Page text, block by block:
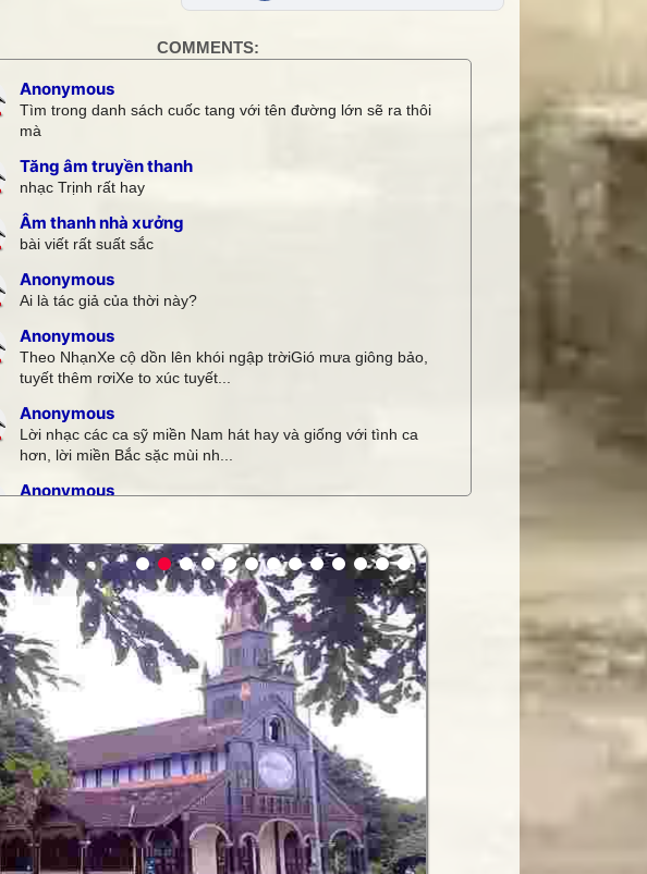
COMMENTS:
Anonymous
Tìm trong danh sách cuốc tang với tên đường lớn sẽ ra thôi
mà
Tăng âm truyền thanh
nhạc Trịnh rất hay
Âm thanh nhà xưởng
bài viết rất suất sắc
Anonymous
Ai là tác giả của thời này?
Anonymous
Theo NhạnXe cộ dồn lên khói ngập trờiGió mưa giông bảo,
tuyết thêm rơiXe to xúc tuyết...
Anonymous
Lời nhạc các ca sỹ miền Nam hát hay và giống với tình ca
hơn, lời miền Bắc sặc mùi nh...
Anonymous
Anonymous
tôi thấy nó khá là hay
Thiết bị âm thanh hội trường
hoa dã quỳ rất đẹp
Loa hội trường chính hãng
thơ rất hay
Xem thêm bình luận